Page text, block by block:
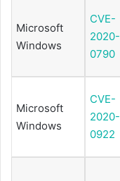
Microsoft
Windows
CVE-
2020-
0790
Microsoft
Windows
CVE-
2020-
0922